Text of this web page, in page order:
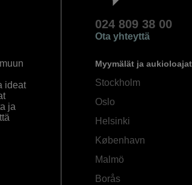
ideat
ja
024 809 38 00
Ota yhteyttä
Myymälät ja aukioloajat
Stockholm
Oslo
Helsinki
København
Malmö
Borås